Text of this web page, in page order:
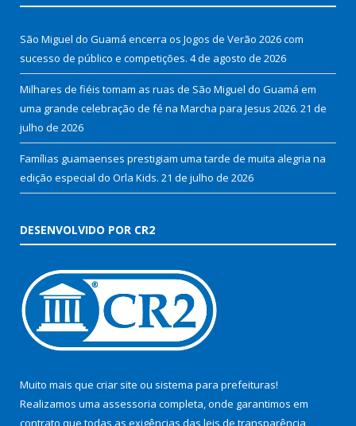
São Miguel do Guamá encerra os Jogos de Verão 2026 com
sucesso de público e competições. 4 de agosto de 2026
Milhares de fiéis tomam as ruas de São Miguel do Guamá em
uma grande celebração de fé na Marcha para Jesus 2026. 21 de
julho de 2026
Famílias guamaenses prestigiam uma tarde de muita alegria na
edição especial do Orla Kids. 21 de julho de 2026
DESENVOLVIDO POR CR2
Muito mais que criar site ou sistema para prefeituras!
Realizamos uma assessoria completa, onde garantimos em
contrato que todas as exigências das leis de transparência